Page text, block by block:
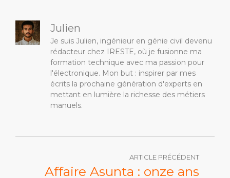
Julien
Je suis Julien, ingénieur en génie civil devenu
rédacteur chez IRESTE, où je fusionne ma
formation technique avec ma passion pour
l'électronique. Mon but : inspirer par mes
écrits la prochaine génération d'experts en
mettant en lumière la richesse des métiers
manuels.
ARTICLE PRÉCÉDENT
Affaire Asunta : onze ans